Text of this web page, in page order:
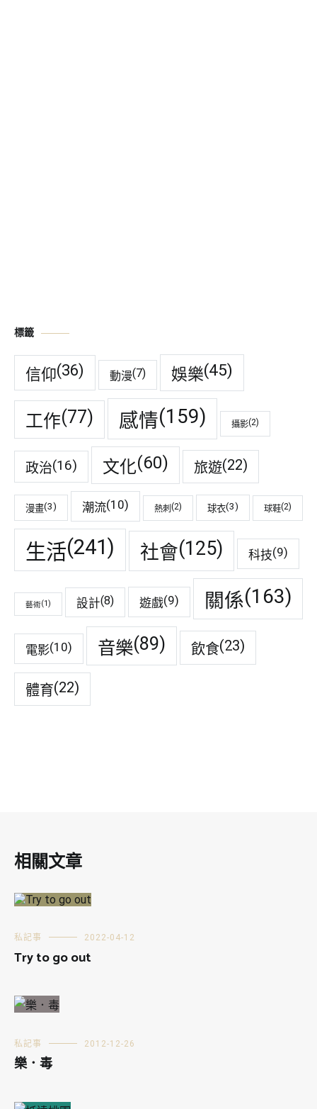
標籤
信仰(36) 動漫(7) 娛樂(45)
工作(77) 感情(159) 攝影(2)
政治(16) 文化(60) 旅遊(22)
漫畫(3) 潮流(10) 熱刺 (2) 球衣(3) 球鞋(2)
生活(241) 社會(125) 科技(9)
藝術(1) 設計(8) 遊戲(9) 關係(163)
電影(10) 音樂(89) 飲食(23)
體育(22)
相關文章
私記事 2022-04-12
Try to go out
私記事 2012-12-26
樂．毒